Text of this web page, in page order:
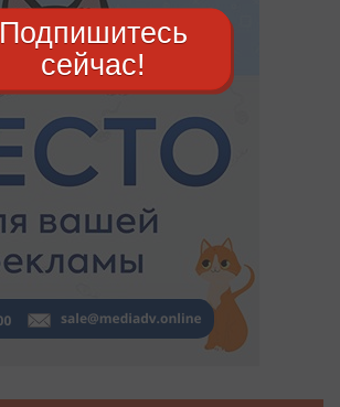
Подпишитесь
сейчас!